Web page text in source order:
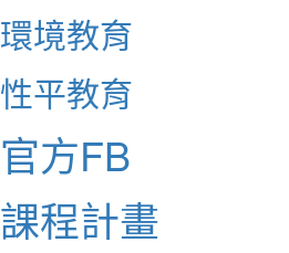
環境教育
性平教育
官方FB
課程計畫